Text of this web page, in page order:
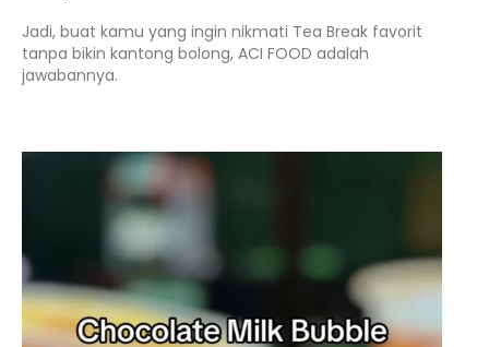
Jadi, buat kamu yang ingin nikmati Tea Break favorit
tanpa bikin kantong bolong, ACI FOOD adalah
jawabannya.